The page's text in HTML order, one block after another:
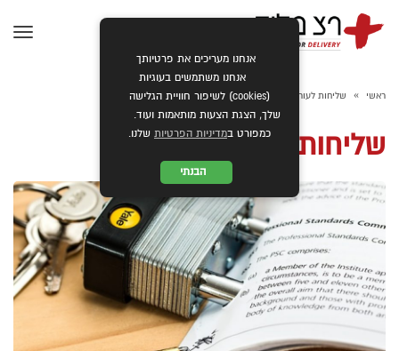
ראשי » שליחות לעורך דין
שליחות לעורך דין
אנחנו מעריכים את פרטיותך
אנחנו משתמשים בעוגיות
(cookies) לשיפור חוויית הגלישה
שלך, הצגת הצעות מותאמות ועוד.
כמפורט במדיניות הפרטיות שלנו.
הבנתי